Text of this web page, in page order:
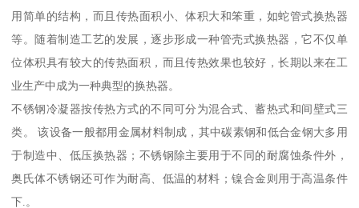
用简单的结构，而且传热面积小、体积大和笨重，如蛇管式换热器
等。随着制造工艺的发展，逐步形成一种管壳式换热器，它不仅单
位体积具有较大的传热面积，而且传热效果也较好，长期以来在工
业生产中成为一种典型的换热器。
不锈钢冷凝器按传热方式的不同可分为混合式、蓄热式和间壁式三
类。 该设备一般都用金属材料制成，其中碳素钢和低合金钢大多用
于制造中、低压换热器；不锈钢除主要用于不同的耐腐蚀条件外，
奥氏体不锈钢还可作为耐高、低温的材料；镍合金则用于高温条件
下.。